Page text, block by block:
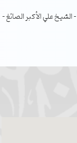
علي الأكبر الصائغ –